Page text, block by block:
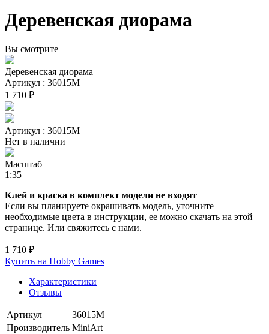
Деревенская диорама
Вы смотрите
Деревенская диорама
Артикул : 36015М
1 710 ₽
Артикул : 36015М
Нет в наличии
Масштаб
1:35
Клей и краска в комплект модели не входят
Если вы планируете окрашивать модель, уточните
необходимые цвета в инструкции, ее можно скачать на этой
странице. Или свяжитесь с нами.
1 710 ₽
Купить на Hobby Games
Характеристики
Отзывы
Артикул
36015М
Производитель MiniArt